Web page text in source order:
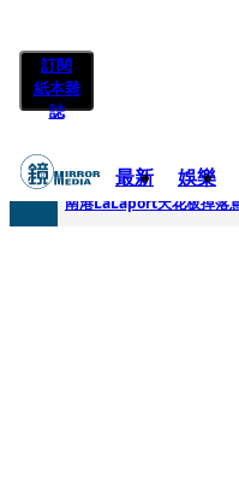
訂閱
紙本雜
誌
最新 娛樂
快訊